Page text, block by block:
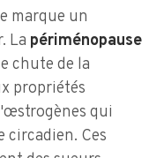
marque un
La périménopause
chute de la
propriétés
qui
Ces